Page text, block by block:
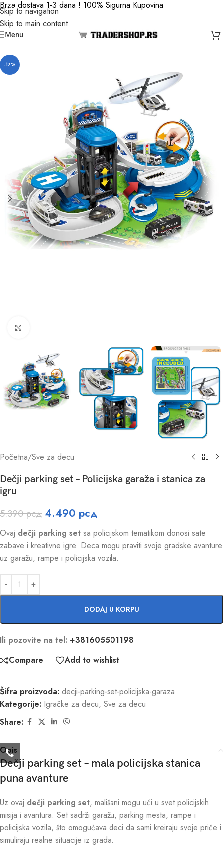
Skip to navigation
Skip to main content
Brza dostava 1-3 dana ! 100% Sigurna Kupovina
Menu
-17%
Početna/Sve za decu
Dečji parking set – Policijska garaža i stanica za
igru
5.390рсд 4.490 рсд
Ovaj dečji parking set sa policijskom tematikom donosi sate
zabave i kreativne igre. Deca mogu praviti svoje gradske avanture
uz garažu, rampe i policijska vozila.
DODAJ U KORPU
Ili pozovite na tel: +381605501198
Compare
Add to wishlist
Šifra proizvoda: decji-parking-set-policijska-garaza
Kategorije: Igračke za decu, Sve za decu
Share:
Opis
Dečji parking set – mala policijska stanica
puna avanture
Uz ovaj dečji parking set, mališani mogu ući u svet policijskih
misija i avantura. Set sadrži garažu, parking mesta, rampe i
policijska vozila, što omogućava deci da sami kreiraju svoje priče i
simuliraju realne situacije iz grada.